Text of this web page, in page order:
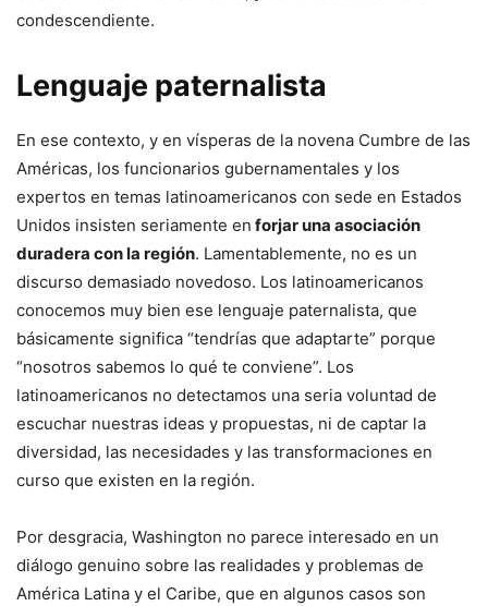
condescendiente.
Lenguaje paternalista
En ese contexto, y en vísperas de la novena Cumbre de las
Américas, los funcionarios gubernamentales y los
expertos en temas latinoamericanos con sede en Estados
Unidos insisten seriamente en forjar una asociación
duradera con la región. Lamentablemente, no es un
discurso demasiado novedoso. Los latinoamericanos
conocemos muy bien ese lenguaje paternalista, que
básicamente significa “tendrías que adaptarte” porque
“nosotros sabemos lo qué te conviene”. Los
latinoamericanos no detectamos una seria voluntad de
escuchar nuestras ideas y propuestas, ni de captar la
diversidad, las necesidades y las transformaciones en
curso que existen en la región.
Por desgracia, Washington no parece interesado en un
diálogo genuino sobre las realidades y problemas de
América Latina y el Caribe, que en algunos casos son